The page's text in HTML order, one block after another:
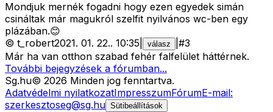
Mondjuk mernék fogadni hogy ezen egyedek simán
csináltak már magukról szelfit nyilvános wc-ben egy
plázában.😊
© t_robert2021. 01. 22.. 10:35 válasz #3
Már ha van otthon szabad fehér falfelület háttérnek.
További bejegyzések a fórumban...
Sg.hu© 2026 Minden jog fenntartva.
Adatvédelmi nyilatkozatImpresszumFórumE-mail:
szerkesztoseg@sg.hu Sütibeállítások